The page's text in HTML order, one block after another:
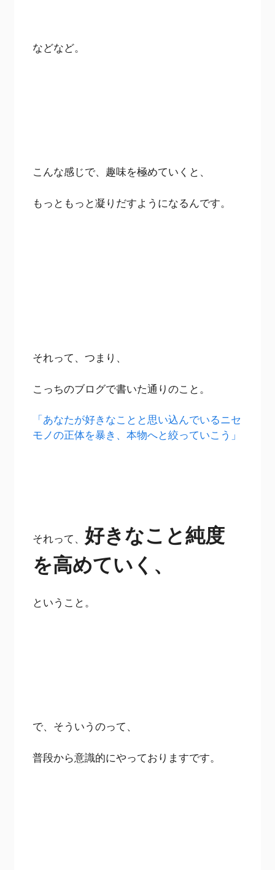
などなど。
こんな感じで、趣味を極めていくと、
もっともっと凝りだすようになるんです。
それって、つまり、
こっちのブログで書いた通りのこと。
「あなたが好きなことと思い込んでいるニセ
モノの正体を暴き、本物へと絞っていこう」
それって、 好きなこと純度
を高めていく、
ということ。
で、そういうのって、
普段から意識的にやっておりますです。